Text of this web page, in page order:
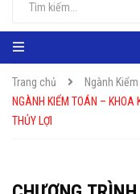
Trang chủ Ngành
NGÀNH KIỂM TOÁN – KHOA
THỦY LỢI